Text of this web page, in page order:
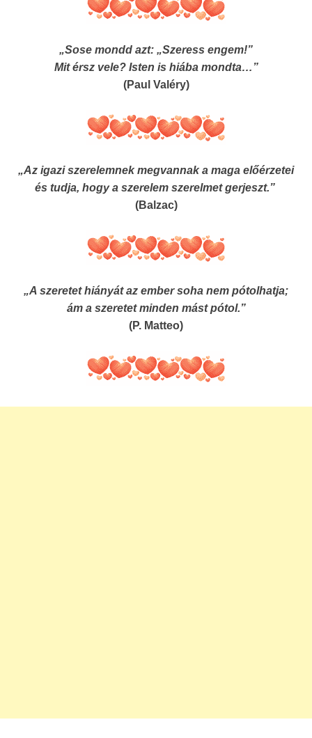
„Sose mondd azt: „Szeress engem!”
Mit érsz vele? Isten is hiába mondta…”
(Paul Valéry)
„Az igazi szerelemnek megvannak a maga előérzetei
és tudja, hogy a szerelem szerelmet gerjeszt.”
(Balzac)
„A szeretet hiányát az ember soha nem pótolhatja;
ám a szeretet minden mást pótol.”
(P. Matteo)